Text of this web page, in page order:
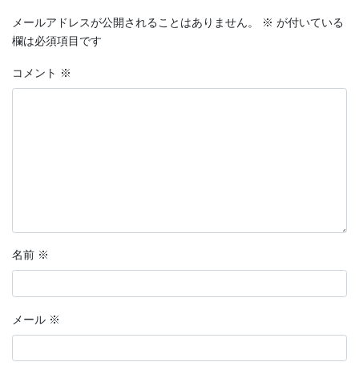
メールアドレスが公開されることはありません。 ※ が付いている
欄は必須項目です
コメント ※
名前 ※
メール ※